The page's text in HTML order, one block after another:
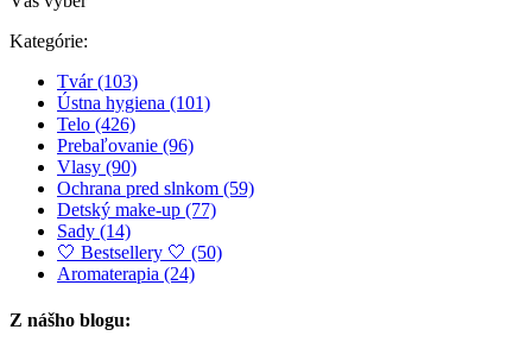
Kategórie:
Tvár(103)
Ústna hygiena (101)
Telo (426)
Prebaľovanie (96)
Vlasy (90)
Ochrana pred slnkom (59)
Detský make-up (77)
Sady (14)
🤍 Bestsellery 🤍 (50)
Aromaterapia (24)
Z nášho blogu: